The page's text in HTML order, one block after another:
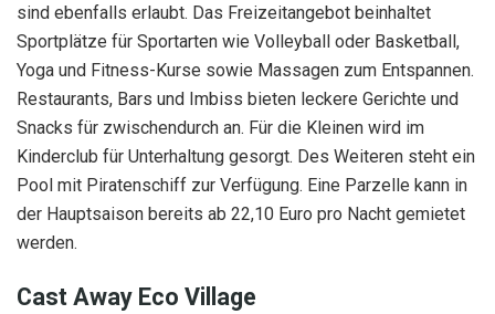
sind ebenfalls erlaubt. Das Freizeitangebot beinhaltet
Sportplätze für Sportarten wie Volleyball oder Basketball,
Yoga und Fitness-Kurse sowie Massagen zum Entspannen.
Restaurants, Bars und Imbiss bieten leckere Gerichte und
Snacks für zwischendurch an. Für die Kleinen wird im
Kinderclub für Unterhaltung gesorgt. Des Weiteren steht ein
Pool mit Piratenschiff zur Verfügung. Eine Parzelle kann in
der Hauptsaison bereits ab 22,10 Euro pro Nacht gemietet
werden.
Cast Away Eco Village